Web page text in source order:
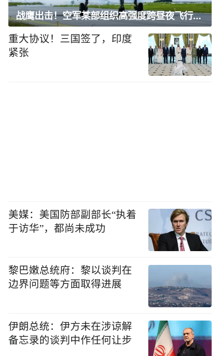
战鹰出击！空军某部组织高强度跨昼夜飞行训练
重大协议！三国签了，印度
紧张
美媒：美国防部副部长“执着
于访华”，都尚未成功
黎巴嫩总统府：黎以谈判在
边界问题等方面取得进展
伊朗总统：伊方未在涉谅解
备忘录的谈判中作任何让步